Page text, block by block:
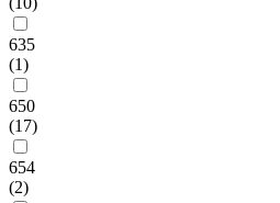
635
(1)
650
(17)
654
(2)